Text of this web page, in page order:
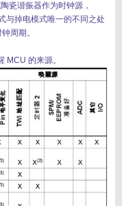
瓷谐振器作为时钟源，
与掉电模式唯一的不同之处
周期。
MCU 的来源。